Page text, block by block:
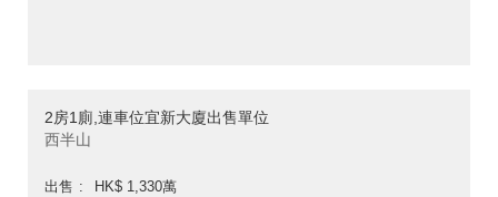
2房1廁,連車位宜新大廈出售單位
西半山
出售
HK$ 1,330萬